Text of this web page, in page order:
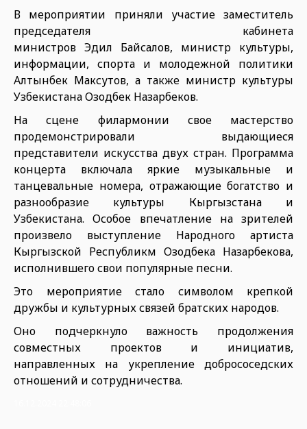
В мероприятии приняли участие заместитель
председателя кабинета
министров Эдил Байсалов, министр культуры,
информации, спорта и молодежной политики
Алтынбек Максутов, а также министр культуры
Узбекистана Озодбек Назарбеков.
На сцене филармонии свое мастерство
продемонстрировали выдающиеся
представители искусства двух стран. Программа
концерта включала яркие музыкальные и
танцевальные номера, отражающие богатство и
разнообразие культуры Кыргызстана и
Узбекистана. Особое впечатление на зрителей
произвело выступление Народного артиста
Кыргызской Республикм Озодбека Назарбекова,
исполнившего свои популярные песни.
Это мероприятие стало символом крепкой
дружбы и культурных связей братских народов.
Оно подчеркнуло важность продолжения
совместных проектов и инициатив,
направленных на укрепление добрососедских
отношений и сотрудничества.